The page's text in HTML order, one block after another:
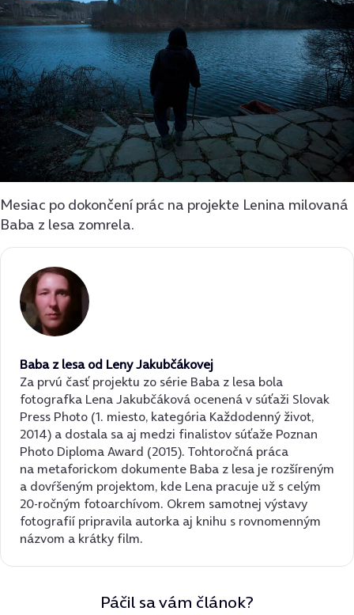
Mesiac po dokončení prác na projekte Lenina milovaná
Baba z lesa zomrela.
Baba z lesa od Leny Jakubčákovej
Za prvú časť projektu zo série Baba z lesa bola
fotografka Lena Jakubčáková ocenená v súťaži Slovak
Press Photo (1. miesto, kategória Každodenný život,
2014) a dostala sa aj medzi finalistov súťaže Poznan
Photo Diploma Award (2015). Tohtoročná práca
na metaforickom dokumente Baba z lesa je rozšíreným
a dovŕšeným projektom, kde Lena pracuje už s celým
20-ročným fotoarchívom. Okrem samotnej výstavy
fotografií pripravila autorka aj knihu s rovnomenným
názvom a krátky film.
Páčil sa vám článok?